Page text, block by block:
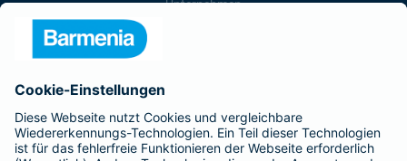
Unternehmen
Affiliate-Partner werden
Kranken-Zusatzversicherung